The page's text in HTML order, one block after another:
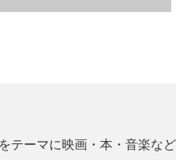
テーマに映画・本・音楽など